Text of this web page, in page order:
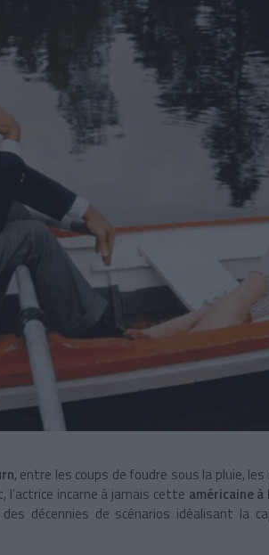
, entre les coups de foudre sous la pluie, les
incarne à jamais cette américaine à
décennies de scénarios idéalisant la